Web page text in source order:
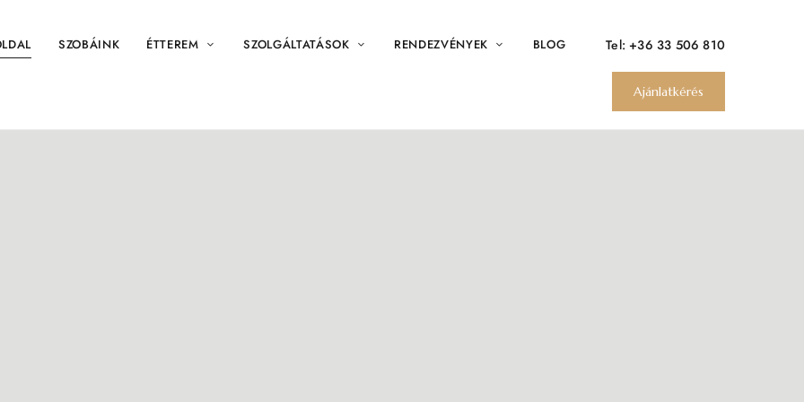
SZOBÁINK ÉTTEREM SZOLGÁLTATÁSOK RENDEZVÉNYEK BLOG Tel: +36 33 506 810
Ajánlatkérés